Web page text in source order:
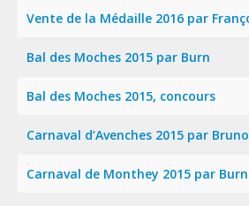
Vente de la Médaille 2016 par
Bal des Moches 2015 par Burn
Bal des Moches 2015, concours
Carnaval d’Avenches 2015 par Bruno
Carnaval de Monthey 2015 par Burn